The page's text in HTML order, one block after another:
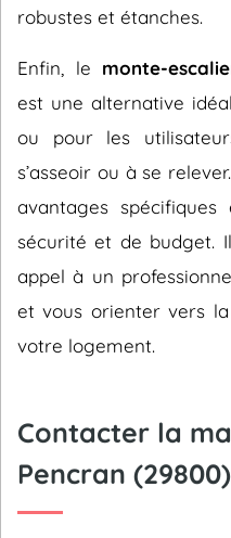
robustes et étanches.
Enfin, le monte-
est une alternative
ou pour les
s’asseoir ou à se
avantages
sécurité et de budget.
appel à un
et vous orienter vers
votre logement.
Contacter la
Pencran (29800)